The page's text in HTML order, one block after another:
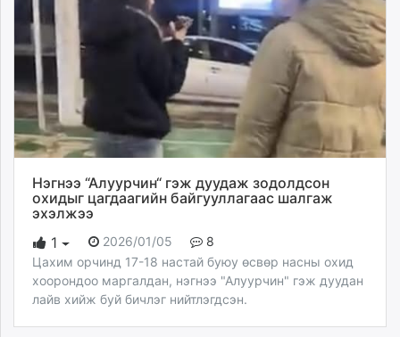
Нэгнээ “Алуурчин“ гэж дуудаж зодолдсон
охидыг цагдаагийн байгууллагаас шалгаж
эхэлжээ
1
2026/01/05
8
Цахим орчинд 17-18 настай буюу өсвөр насны охид
хоорондоо маргалдан, нэгнээ "Алуурчин" гэж дуудан
лайв хийж буй бичлэг нийтлэгдсэн.